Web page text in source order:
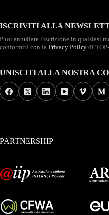
ISCRIVITI ALLA
Puoi annullare l'iscrizione in qualsiasi
conformità con la Privacy Policy di
UNISCITI ALLA NOSTRA
PARTNERSHIP